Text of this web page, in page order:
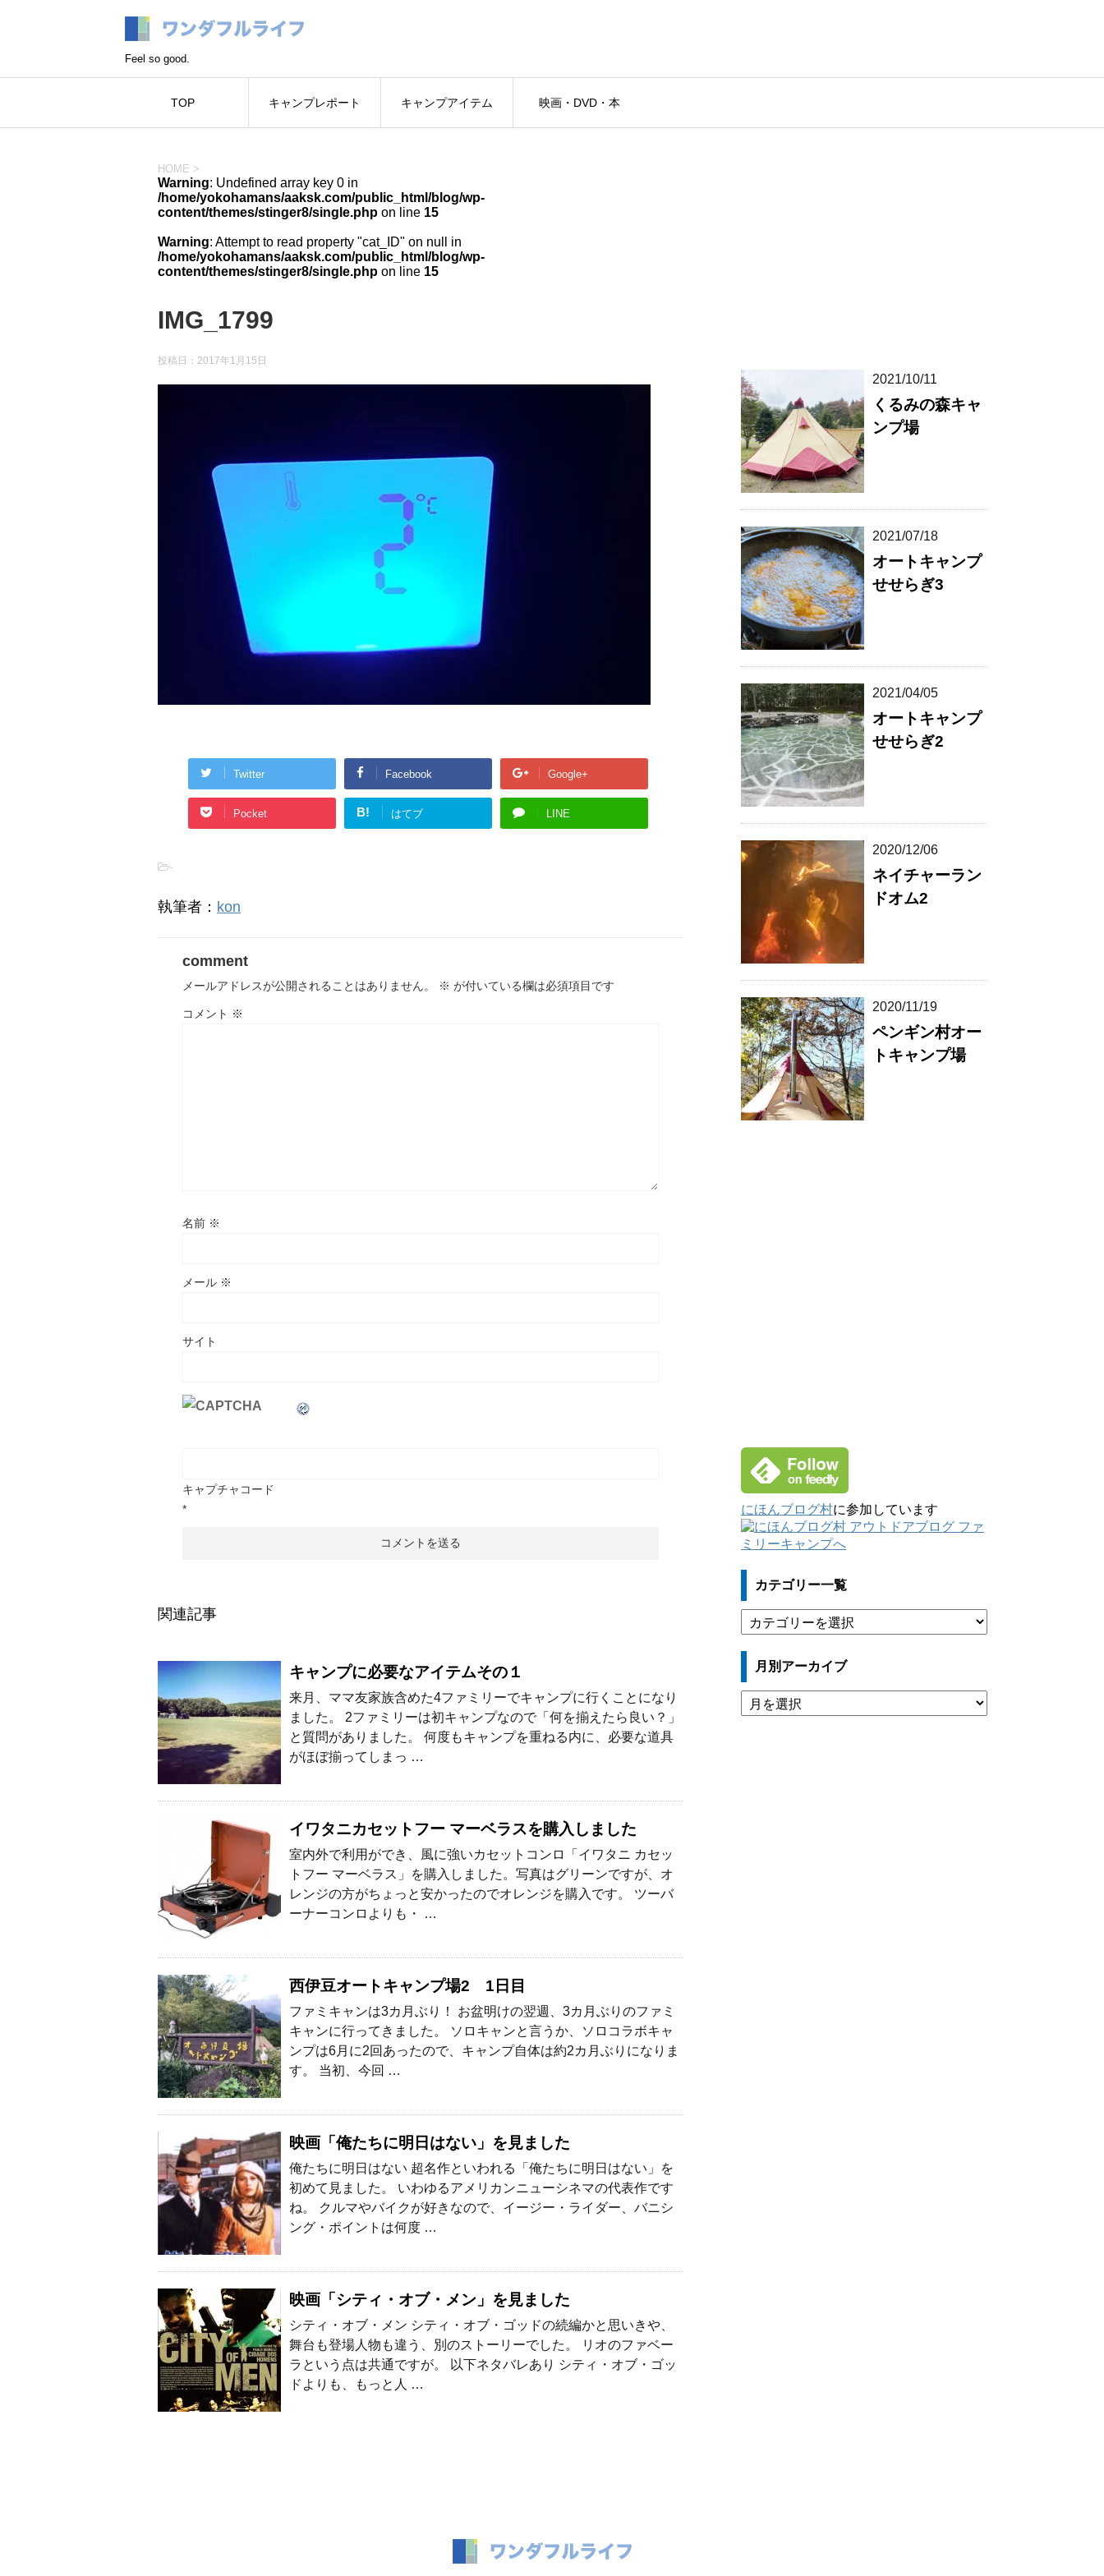
Feel so good.
TOP キャンプレポート キャンプアイテム 映画・DVD・本
HOME >
Warning: Undefined array key 0 in
/home/yokohamans/aaksk.com/public_html/blog/wp-
content/themes/stinger8/single.php on line 15
Warning: Attempt to read property "cat_ID" on null in
/home/yokohamans/aaksk.com/public_html/blog/wp-
content/themes/stinger8/single.php on line 15
IMG_1799
投稿日： 2017年1月15日
Twitter Facebook Google+
Pocket B! はてブ LINE
-
執筆者： kon
comment
メールアドレスが公開されることはありません。 ※ が付いている欄は必須項目です
コメント ※
名前 ※
メール ※
サイト
キャプチャコード
*
関連記事
キャンプに必要なアイテムその１
来月、ママ友家族含めた4ファミリーでキャンプに行くことになり
ました。 2ファミリーは初キャンプなので「何を揃えたら良い？」
と質問がありました。 何度もキャンプを重ねる内に、必要な道具
がほぼ揃ってしまっ …
イワタニカセットフー マーベラスを購入しました
室内外で利用ができ、風に強いカセットコンロ「イワタニ カセッ
トフー マーベラス」を購入しました。写真はグリーンですが、オ
レンジの方がちょっと安かったのでオレンジを購入です。 ツーバ
ーナーコンロよりも・ …
西伊豆オートキャンプ場2 1日目
ファミキャンは3カ月ぶり！ お盆明けの翌週、3カ月ぶりのファミ
キャンに行ってきました。 ソロキャンと言うか、ソロコラボキャ
ンプは6月に2回あったので、キャンプ自体は約2カ月ぶりになりま
す。 当初、今回 …
映画「俺たちに明日はない」を見ました
俺たちに明日はない 超名作といわれる「俺たちに明日はない」を
初めて見ました。 いわゆるアメリカンニューシネマの代表作です
ね。 クルマやバイクが好きなので、イージー・ライダー、バニシ
ング・ポイントは何度 …
映画「シティ・オブ・メン」を見ました
シティ・オブ・メン シティ・オブ・ゴッドの続編かと思いきや、
舞台も登場人物も違う、別のストーリーでした。 リオのファベー
ラという点は共通ですが。 以下ネタバレあり シティ・オブ・ゴッ
ドよりも、もっと人 …
2021/10/11
くるみの森キャ
ンプ場
2021/07/18
オートキャンプ
せせらぎ3
2021/04/05
オートキャンプ
せせらぎ2
2020/12/06
ネイチャーラン
ドオム2
2020/11/19
ペンギン村オー
トキャンプ場
にほんブログ村に参加しています
カテゴリー一覧
テ
ゴ
ー
一
覧
月別アーカイブ
月
別